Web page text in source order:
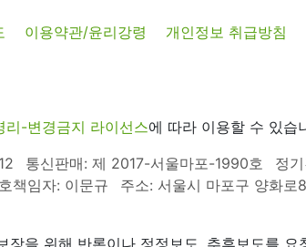
이용약관/윤리강령 개인정보 취급방침
-변경금지 라이선스에 따라 이용할 수 있습
통신판매: 제 2017-서울마포-1990호
정
책임자: 이문규
주소: 서울시 마포구 양화
장을 위해 반론이나 정정보도, 추후보도를